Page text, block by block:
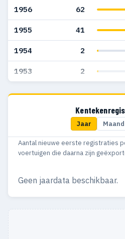
1956 62
1955 41
1954 2
1953 2
Jaar Maand
Aantal nieuwe eerste registraties
voertuigen die daarna zijn
Geen jaardata beschikbaar.